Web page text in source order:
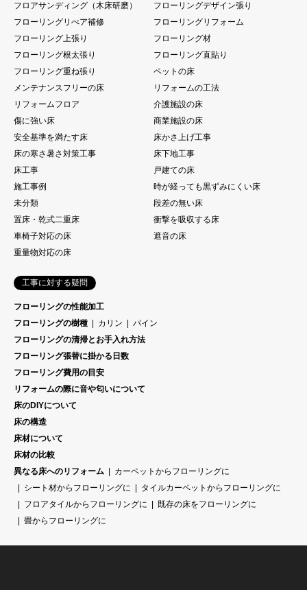
フロアサンディング（木床研磨）
フローリングデザイン張り
フローリングリぺア補修
フローリングリフォーム
フローリング上張り
フローリング材
フローリング根太張り
フローリング直貼り
フローリング重ね張り
ペットの床
メンテナンスフリーの床
リフォームの工法
リフォームフロア
介護施設の床
傷に強い床
商業施設の床
安全基準を満たす床
床かさ上げ工事
床の寒さ暑さ対策工事
床下地工事
床工事
戸建ての床
施工事例
時が経っても黒ずみにくい床
未分類
段差の無い床
置床・乾式二重床
衝撃を吸収する床
車椅子対応の床
遮音の床
重量物対応の床
工事に対する疑問
フローリングの性能加工
フローリングの樹種
カリン
パイン
フローリングの清掃とお手入れ方法
フローリング張替に掛かる日数
フローリング費用の目安
リフォームの際に音や匂いについて
床のDIYについて
床の構造
床材について
床材の比較
異なる床へのリフォーム
カーペットからフローリングに
シート材からフローリングに
タイルカーペットからフローリングに
フロアタイルからフローリングに
既存の床をフローリングに
畳からフローリングに